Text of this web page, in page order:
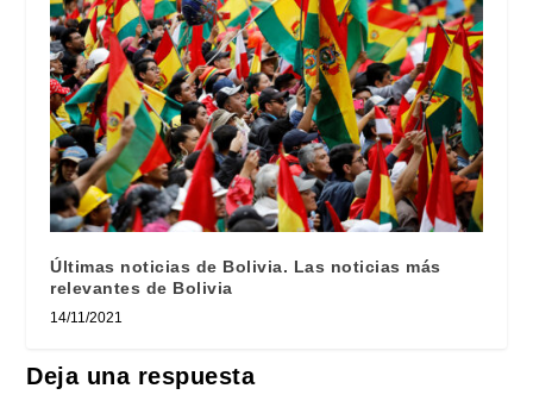
Últimas noticias de Bolivia. Las noticias más
relevantes de Bolivia
14/11/2021
Deja una respuesta